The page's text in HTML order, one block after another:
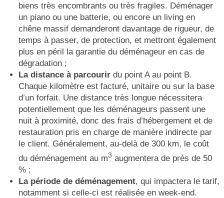
biens très encombrants ou très fragiles. Déménager
un piano ou une batterie, ou encore un living en
chêne massif demanderont davantage de rigueur, de
temps à passer, de protection, et mettront également
plus en péril la garantie du déménageur en cas de
dégradation ;
La distance à parcourir du point A au point B.
Chaque kilomètre est facturé, unitaire ou sur la base
d’un forfait. Une distance très longue nécessitera
potentiellement que les déménageurs passent une
nuit à proximité, donc des frais d’hébergement et de
restauration pris en charge de manière indirecte par
le client. Généralement, au-delà de 300 km, le coût
du déménagement au m3 augmentera de près de 50
% ;
La période de déménagement, qui impactera le tarif,
notamment si celle-ci est réalisée en week-end.